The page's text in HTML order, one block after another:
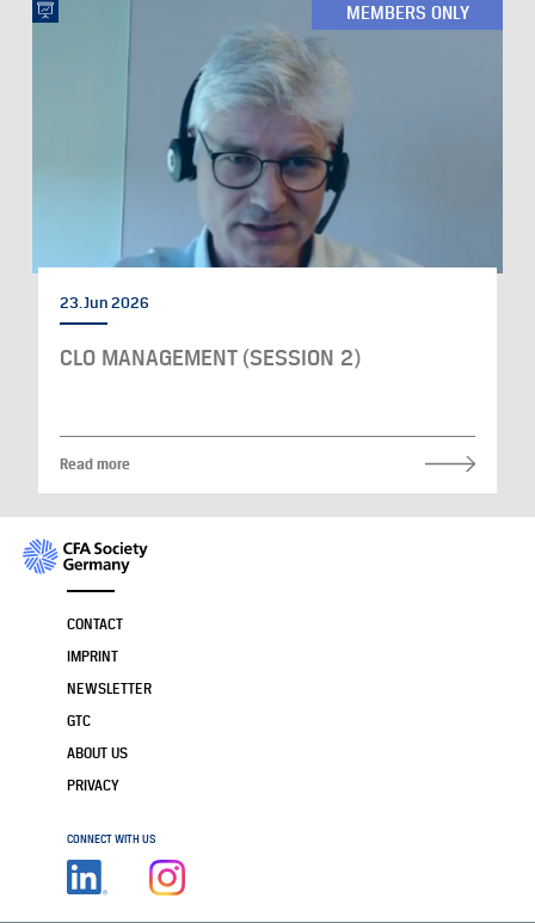
MEMBERS ONLY
23. Jun 2026
CLO MANAGEMENT (SESSION 2)
Read more
CONTACT
IMPRINT
NEWSLETTER
GTC
ABOUT US
PRIVACY
CONNECT WITH US